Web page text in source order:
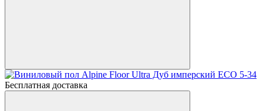
Бесплатная доставка